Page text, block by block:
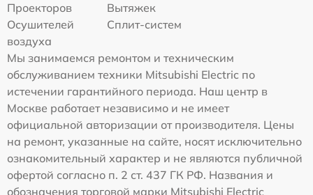
Проекторов
Вытяжек
Осушителей
воздуха
Сплит-систем
Мы занимаемся ремонтом и техническим
обслуживанием техники Mitsubishi Electric по
истечении гарантийного периода. Наш центр в
Москве работает независимо и не имеет
официальной авторизации от производителя. Цены
на ремонт, указанные на сайте, носят исключительно
ознакомительный характер и не являются публичной
офертой согласно п. 2 ст. 437 ГК РФ. Названия и
обозначения торговой марки Mitsubishi Electric